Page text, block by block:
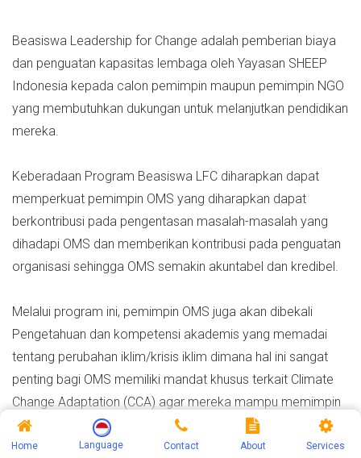
Beasiswa Leadership for Change adalah pemberian biaya
dan penguatan kapasitas lembaga oleh Yayasan SHEEP
Indonesia kepada calon pemimpin maupun pemimpin NGO
yang membutuhkan dukungan untuk melanjutkan pendidikan
mereka.
Keberadaan Program Beasiswa LFC diharapkan dapat
memperkuat pemimpin OMS yang diharapkan dapat
berkontribusi pada pengentasan masalah-masalah yang
dihadapi OMS dan memberikan kontribusi pada penguatan
organisasi sehingga OMS semakin akuntabel dan kredibel.
Melalui program ini, pemimpin OMS juga akan dibekali
Pengetahuan dan kompetensi akademis yang memadai
tentang perubahan iklim/krisis iklim dimana hal ini sangat
penting bagi OMS memiliki mandat khusus terkait Climate
Change Adaptation (CCA) agar mereka mampu memimpin
upaya mitigasi dan adaptasi, serta mampu memobilisasi
sumber daya.
Home Language Contact About Services